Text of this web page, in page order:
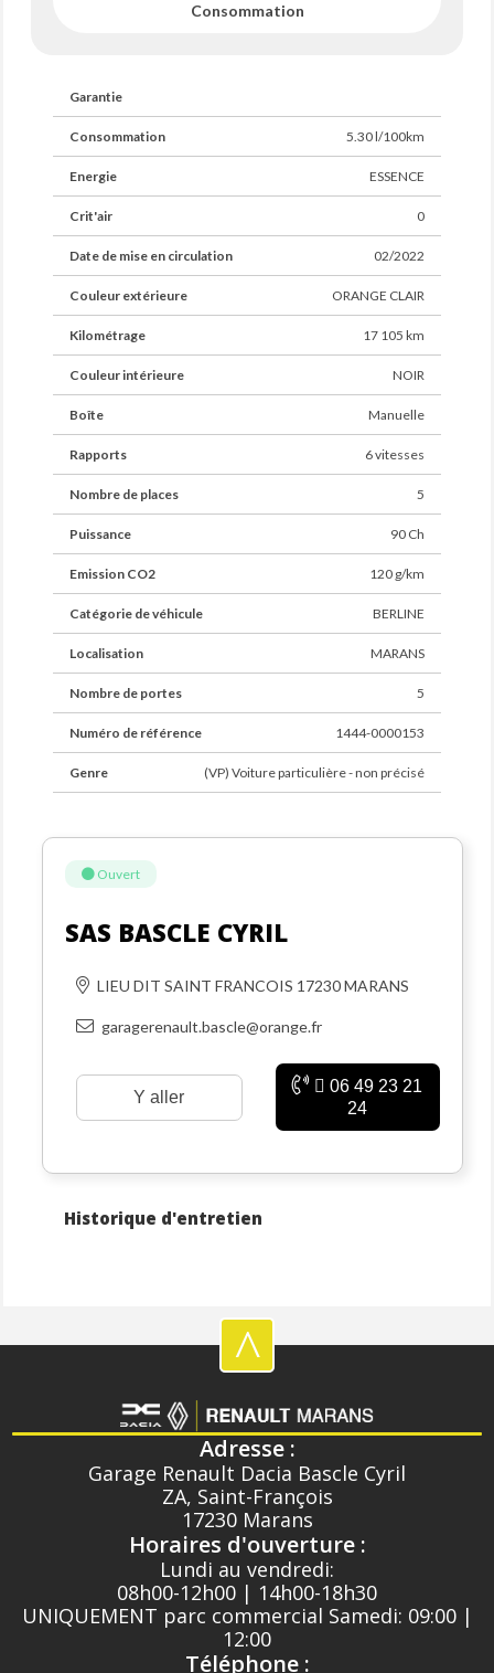
Consommation
Garantie
Consommation 5.30 l/100km
Energie ESSENCE
Crit'air 0
Date de mise en circulation 02/2022
Couleur extérieure ORANGE CLAIR
Kilométrage 17 105 km
Couleur intérieure NOIR
Boîte Manuelle
Rapports 6 vitesses
Nombre de places 5
Puissance 90 Ch
Emission CO2 120 g/km
Catégorie de véhicule BERLINE
Localisation MARANS
Nombre de portes 5
Numéro de référence 1444-0000153
Genre (VP) Voiture particulière - non précisé
Ouvert
SAS BASCLE CYRIL
LIEU DIT SAINT FRANCOIS 17230 MARANS
garagerenault.bascle@orange.fr
Y aller
06 49 23 21
24
Historique d'entretien
^
Adresse :
Garage Renault Dacia Bascle Cyril
ZA, Saint-François
17230 Marans
Horaires d'ouverture :
Lundi au vendredi:
08h00-12h00 | 14h00-18h30
UNIQUEMENT parc commercial Samedi: 09:00 |
12:00
Téléphone :